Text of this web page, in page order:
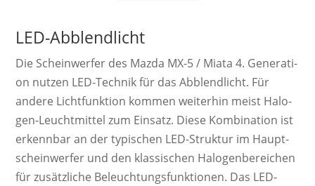
LED-Abblendlicht
Die Schein­werf­er des Mazda MX-5 / Miata 4. Ge­ne­ra­ti­
on nutzen LED-Technik für das Abblendlicht. Für
andere Licht­funk­tion kom­men wei­ter­hin meist Ha­lo­
gen-Leucht­mittel zum Ein­satz. Diese Kom­bi­na­tion ist
er­kenn­bar an der ty­pi­schen LED-Struktur im Haupt­
schein­werfer und den klas­sisch­en Ha­lo­gen­be­reich­en
für zu­sätz­liche Be­leucht­ungs­funk­tion­en. Das LED-